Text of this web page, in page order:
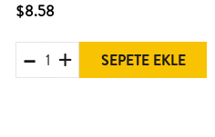
$8.58
SEPETE EKLE